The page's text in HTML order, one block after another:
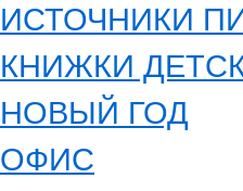
ИСТОЧНИКИ
КНИЖКИ
НОВЫЙ ГОД
ОФИС